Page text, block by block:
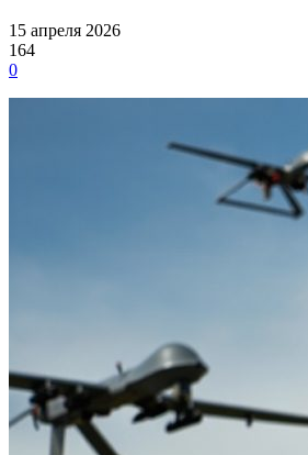
15 апреля 2026
164
0